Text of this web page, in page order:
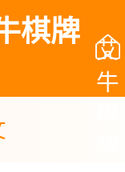
艾
牛
棋牌